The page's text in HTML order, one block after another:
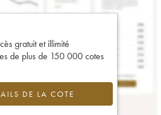
gratuit et illimité
de plus de 150 000 cotes
DE LA COTE